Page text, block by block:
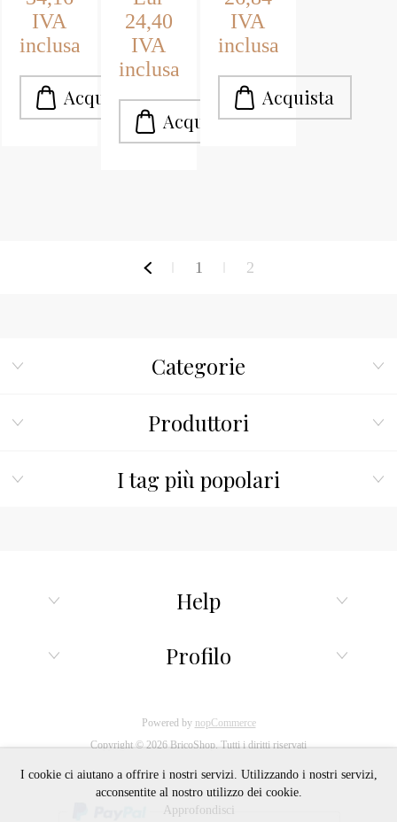
IVA
inclusa
24,40
IVA
inclusa
IVA
inclusa
1 2
Categorie
Produttori
I tag più popolari
Help
Profilo
Powered by nopCommerce
Copyright © 2026 BricoShop. Tutti i diritti riservati
I cookie ci aiutano a offrire i nostri servizi. Utilizzando i nostri servizi,
acconsentite al nostro utilizzo dei cookie.
Approfondisci